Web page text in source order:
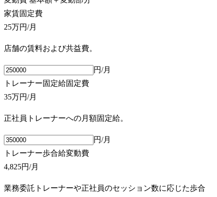
家賃固定費
25万円/月
店舗の賃料および共益費。
円/月
トレーナー固定給固定費
35万円/月
正社員トレーナーへの月額固定給。
円/月
トレーナー歩合給変動費
4,825円/月
業務委託トレーナーや正社員のセッション数に応じた歩合